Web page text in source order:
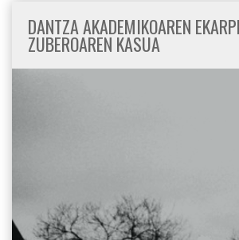
DANTZA AKADEMIKOAREN
ZUBEROAREN KASUA